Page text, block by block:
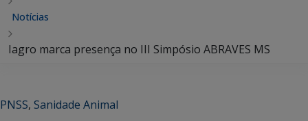
Notícias
Iagro marca presença no III Simpósio ABRAVES MS
PNSS, Sanidade Animal